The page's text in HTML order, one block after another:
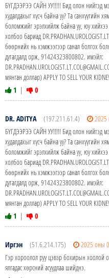
БҮГДЭЭРЭЭ САЙН УУ!!!!! Бид олон нийтэд
худалдахыг хүсч байна уу? Та санхүүгийн
боломжийг эрэлхийлж байна уу, юу хийхээ
холбоо бариад
бөөрнийх нь хэмжээгээр санал болгох
дутагдалд орж, 91424323800802. имэйл:
мянган доллар) APPLY TO SELL YOUR
1 | 0
DR. ADITYA (197.211.61.4)
2025
БҮГДЭЭРЭЭ САЙН УУ!!!!! Бид олон нийтэд
худалдахыг хүсч байна уу? Та санхүүгийн
боломжийг эрэлхийлж байна уу, юу хийхээ
холбоо бариад
бөөрнийх нь хэмжээгээр санал болгох
дутагдалд орж, 91424323800802. имэйл:
мянган доллар) APPLY TO SELL YOUR
1 | 0
Иргэн (51.6.214.175)
2025 оны
Гэр хороолол руу цэвэр бохирын хоолой
ялгадас хөрсний асуудлаа шийднэ.